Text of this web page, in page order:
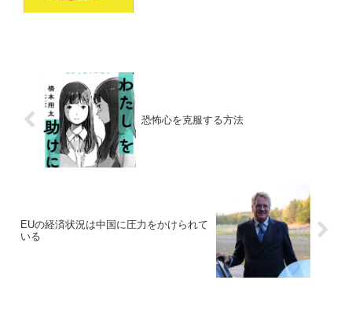
恐怖心を克服する方法
EUの経済状況は中国に圧力をかけられて
いる